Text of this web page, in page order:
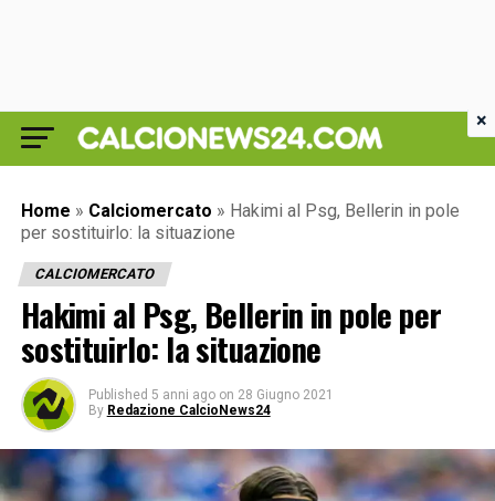
Home » Calciomercato » Hakimi al Psg, Bellerin in pole
per sostituirlo: la situazione
CALCIOMERCATO
Hakimi al Psg, Bellerin in pole per
sostituirlo: la situazione
Published 5 anni ago on 28 Giugno 2021
By Redazione CalcioNews24
×